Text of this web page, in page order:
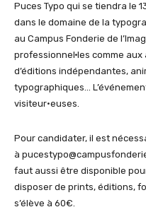
Puces Typo qui se tiendra le
dans le domaine de la
au Campus Fonderie de
professionnel·les comme
d’éditions indépendantes,
typographiques…
visiteur·euses.
Pour candidater, il est
à
faut aussi être disponible
disposer de prints, éditions,
s’élève à 60€.